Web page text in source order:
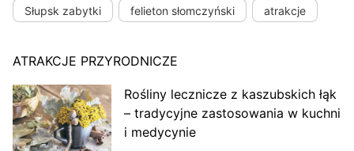
Słupsk zabytki felieton słomczyński atrakcje
ATRAKCJE PRZYRODNICZE
Rośliny lecznicze z kaszubskich łąk
– tradycyjne zastosowania w kuchni
i medycynie